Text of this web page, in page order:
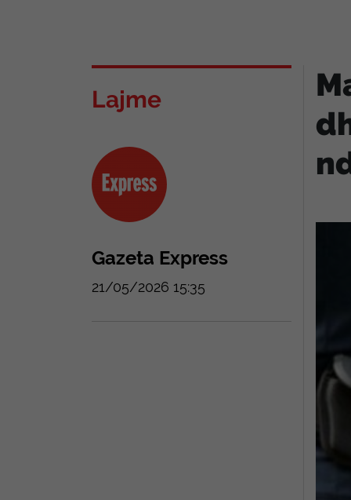
Lajme
Gazeta Express
21/05/2026 15:35